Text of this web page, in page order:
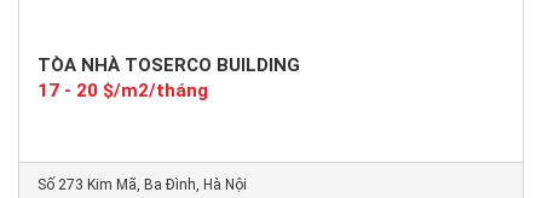
TÒA NHÀ TOSERCO BUILDING
17 - 20 $/m2/tháng
Số 273 Kim Mã, Ba Đình, Hà Nội